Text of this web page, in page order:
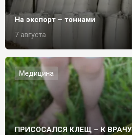
На экспорт – тоннами
7 августа
Медицина
ПРИСОСАЛСЯ КЛЕЩ – К ВРАЧУ